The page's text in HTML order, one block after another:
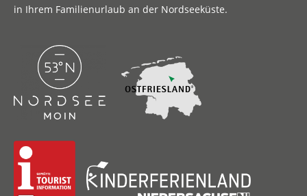
in Ihrem Familienurlaub an der Nordseeküste.